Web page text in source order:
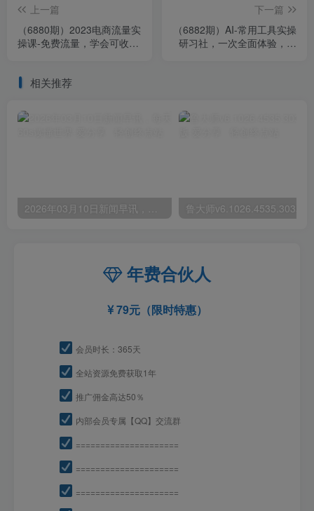
上一篇
（6880期）2023电商流量实
操课-免费流量，学会可收获
下一篇
（6882期）AI-常用工具实操
研习社，一次全面体验，助
相关推荐
年费合伙人
79元（限时特惠）
会员时长：365天
全站资源免费获取1年
推广佣金高达50％
内部会员专属【QQ】交流群
=====================
=====================
=====================